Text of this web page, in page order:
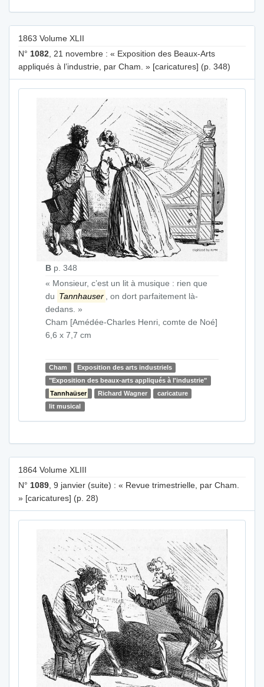
1863 Volume XLII
N° 1082 , 21 novembre : « Exposition des Beaux-Arts
appliqués à l’industrie, par Cham. » [caricatures] (p. 348)
B p. 348
« Monsieur, c’est un lit à musique : rien que
du Tannhauser , on dort parfaitement là-
dedans. »
Cham [Amédée-Charles Henri, comte de Noé]
6,6 x 7,7 cm
Cham
Exposition des arts industriels
"Exposition des beaux-arts appliqués à l'industrie"
Tannhaüser
Richard Wagner
caricature
lit musical
1864 Volume XLIII
N° 1089 , 9 janvier (suite) : « Revue trimestrielle, par Cham.
» [caricatures] (p. 28)